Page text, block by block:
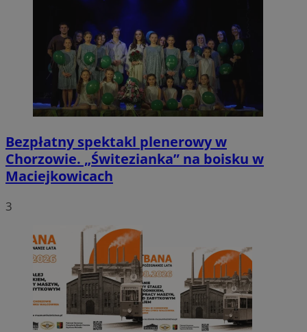
Bezpłatny spektakl plenerowy w
Chorzowie. „Świtezianka” na boisku w
Maciejkowicach
3